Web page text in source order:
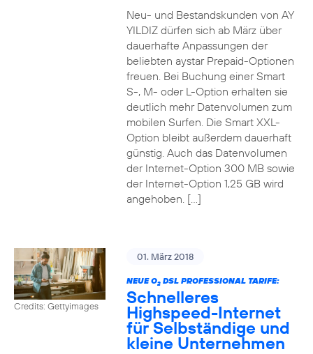
Neu- und Bestandskunden von AY
YILDIZ dürfen sich ab März über
dauerhafte Anpassungen der
beliebten aystar Prepaid-Optionen
freuen. Bei Buchung einer Smart
S-, M- oder L-Option erhalten sie
deutlich mehr Datenvolumen zum
mobilen Surfen. Die Smart XXL-
Option bleibt außerdem dauerhaft
günstig. Auch das Datenvolumen
der Internet-Option 300 MB sowie
der Internet-Option 1,25 GB wird
angehoben. […]
Credits: Gettyimages
01. März 2018
NEUE O2DSL PROFESSIONAL TARIFE:
Schnelleres
Highspeed-Internet
für Selbständige und
kleine Unternehmen